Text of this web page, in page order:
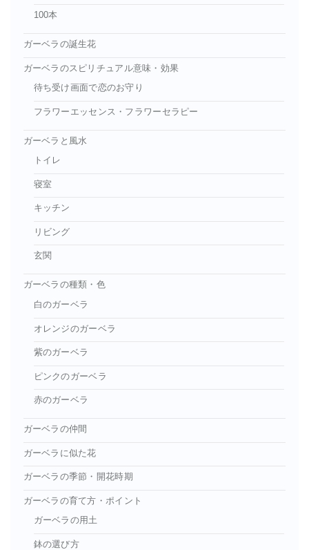
100本
ガーベラの誕生花
ガーベラのスピリチュアル意味・効果
待ち受け画面で恋のお守り
フラワーエッセンス・フラワーセラピー
ガーベラと風水
トイレ
寝室
キッチン
リビング
玄関
ガーベラの種類・色
白のガーベラ
オレンジのガーベラ
紫のガーベラ
ピンクのガーベラ
赤のガーベラ
ガーベラの仲間
ガーベラに似た花
ガーベラの季節・開花時期
ガーベラの育て方・ポイント
ガーベラの用土
鉢の選び方